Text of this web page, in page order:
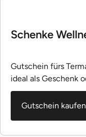
Schenke
Gutschein fürs
ideal als Geschenk
Gutschein kaufen